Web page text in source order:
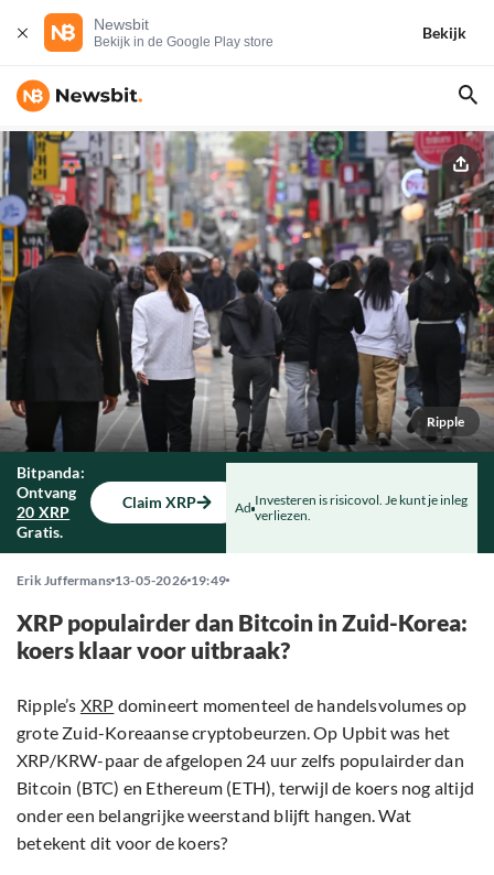
Newsbit
Bekijk in de Google Play store
Bekijk
Ripple
Bitpanda:
Ontvang
20 XRP
Gratis.
Claim XRP Ad Investeren is risicovol. Je kunt je inleg
verliezen.
Erik Juffermans 13-05-2026 19:49
XRP populairder dan Bitcoin in Zuid-Korea:
koers klaar voor uitbraak?
Ripple’s XRP domineert momenteel de handelsvolumes op
grote Zuid-Koreaanse cryptobeurzen. Op Upbit was het
XRP/KRW-paar de afgelopen 24 uur zelfs populairder dan
Bitcoin (BTC) en Ethereum (ETH), terwijl de koers nog altijd
onder een belangrijke weerstand blijft hangen. Wat
betekent dit voor de koers?